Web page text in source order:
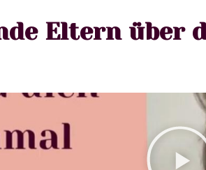
Eltern über